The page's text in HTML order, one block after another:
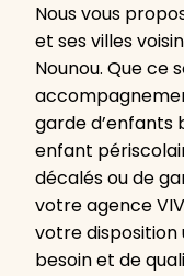
Nous vous
et ses villes
Nounou. Que ce
garde d’enfants
enfant
décalés ou de
votre agence
votre
besoin et de